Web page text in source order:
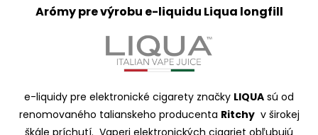
Arómy pre výrobu e-liquidu Liqua longfill
e-liquidy pre elektronické cigarety značky LIQUA sú od
renomovaného talianskeho producenta Ritchyv širokej